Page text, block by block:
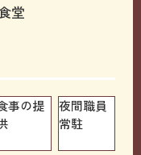
堂
事の提
夜間職員
常駐